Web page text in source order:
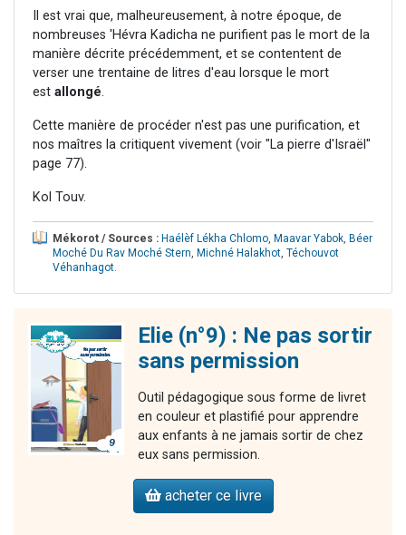
Il est vrai que, malheureusement, à notre époque, de
nombreuses 'Hévra Kadicha ne purifient pas le mort de la
manière décrite précédemment, et se contentent de
verser une trentaine de litres d'eau lorsque le mort
est allongé.
Cette manière de procéder n'est pas une purification, et
nos maîtres la critiquent vivement (voir "La pierre d'Israël"
page 77).
Kol Touv.
Mékorot / Sources : Haélèf Lékha Chlomo, Maavar Yabok, Béer
Moché Du Rav Moché Stern, Michné Halakhot, Téchouvot
Véhanhagot.
Elie (n°9) : Ne pas sortir
sans permission
Outil pédagogique sous forme de livret
en couleur et plastifié pour apprendre
aux enfants à ne jamais sortir de chez
eux sans permission.
acheter ce livre